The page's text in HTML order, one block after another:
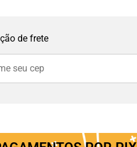
de frete